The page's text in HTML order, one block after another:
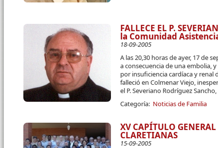
FALLECE EL P.
la Comunidad
18-09-2005
A las 20,30 horas de ayer, 17 de
a consecuencia de una embolia,
por insuficiencia cardíaca y renal
falleció en Colmenar Viejo,
el P. Severiano Rodríguez
Categoría: Noticias de Familia
XV CAPÍTULO
CLARETIANAS
15-09-2005